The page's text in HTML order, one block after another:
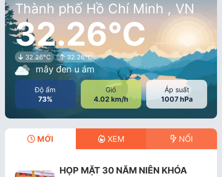
Thành phố Hồ Chí Minh , VN
32.26°C
32.26°C 32.26°C
mây đen u ám
Độ ẩm
73%
Gió
4.02 km/h
Áp suất
1007 hPa
MỚI XEM NỔI
HỌP MẶT 30 NĂM NIÊN KHÓA